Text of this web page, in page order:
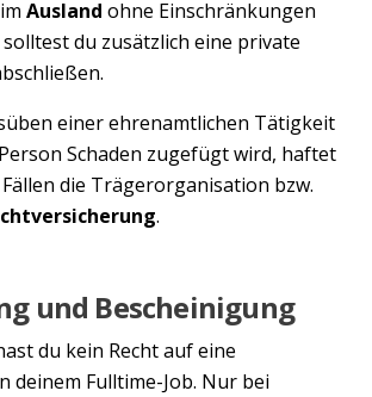
Ausland ohne Einschränkungen
du zusätzlich eine private
einer ehrenamtlichen Tätigkeit
Schaden zugefügt wird, haftet
die Trägerorganisation bzw.
.
und Bescheinigung
du kein Recht auf eine
deinem Fulltime-Job. Nur bei